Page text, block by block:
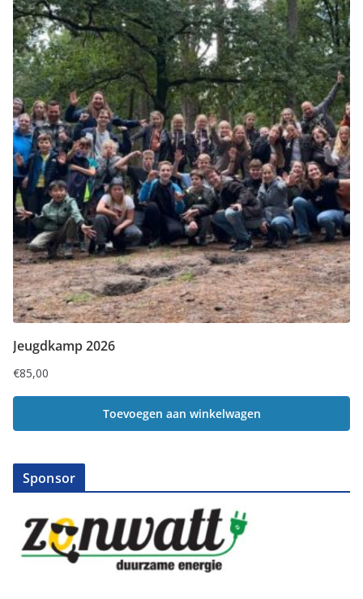
Jeugdkamp 2026
€85,00
Toevoegen aan winkelwagen
Sponsor